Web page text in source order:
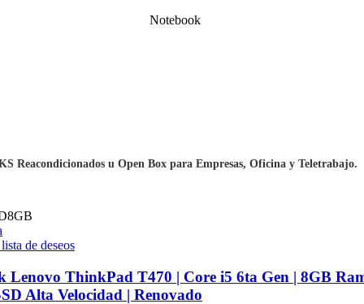
Notebook
Reacondicionados u Open Box para Empresas, Oficina y Teletrabajo.
8GB
de deseos
Lenovo ThinkPad T470 | Core i5 6ta Gen | 8GB
Alta Velocidad | Renovado